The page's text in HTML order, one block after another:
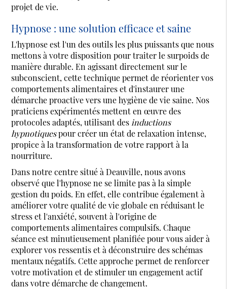
projet de vie.
Hypnose : une solution efficace et saine
L'hypnose est l'un des outils les plus puissants que nous
mettons à votre disposition pour traiter le surpoids de
manière durable. En agissant directement sur le
subconscient, cette technique permet de réorienter vos
comportements alimentaires et d'instaurer une
démarche proactive vers une hygiène de vie saine. Nos
praticiens expérimentés mettent en œuvre des
protocoles adaptés, utilisant des inductions
hypnotiquespour créer un état de relaxation intense,
propice à la transformation de votre rapport à la
nourriture.
Dans notre centre situé à Deauville, nous avons
observé que l'hypnose ne se limite pas à la simple
gestion du poids. En effet, elle contribue également à
améliorer votre qualité de vie globale en réduisant le
stress et l'anxiété, souvent à l'origine de
comportements alimentaires compulsifs. Chaque
séance est minutieusement planifiée pour vous aider à
explorer vos ressentis et à déconstruire des schémas
mentaux négatifs. Cette approche permet de renforcer
votre motivation et de stimuler un engagement actif
dans votre démarche de changement.